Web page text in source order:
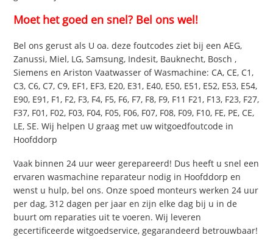
Moet het goed en snel? Bel ons wel!
Bel ons gerust als U oa. deze foutcodes ziet bij een AEG,
Zanussi, Miel, LG, Samsung, Indesit, Bauknecht, Bosch ,
Siemens en Ariston Vaatwasser of Wasmachine: CA, CE, C1,
C3, C6, C7, C9, EF1, EF3, E20, E31, E40, E50, E51, E52, E53, E54,
E90, E91, F1, F2, F3, F4, F5, F6, F7, F8, F9, F11 F21, F13, F23, F27,
F37, F01, F02, F03, F04, F05, F06, F07, F08, F09, F10, FE, PE, CE,
LE, SE. Wij helpen U graag met uw witgoedfoutcode in
Hoofddorp
Vaak binnen 24 uur weer gerepareerd! Dus heeft u snel een
ervaren wasmachine reparateur nodig in Hoofddorp en
wenst u hulp, bel ons. Onze spoed monteurs werken 24 uur
per dag, 312 dagen per jaar en zijn elke dag bij u in de
buurt om reparaties uit te voeren. Wij leveren
gecertificeerde witgoedservice, gegarandeerd betrouwbaar!